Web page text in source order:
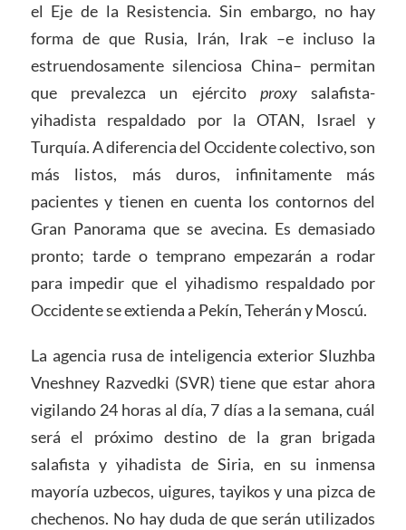
el Eje de la Resistencia. Sin embargo, no hay
forma de que Rusia, Irán, Irak –e incluso la
estruendosamente silenciosa China– permitan
que prevalezca un ejércitoproxy salafista-
yihadista respaldado por la OTAN, Israel y
Turquía. A diferencia del Occidente colectivo, son
más listos, más duros, infinitamente más
pacientes y tienen en cuenta los contornos del
Gran Panorama que se avecina. Es demasiado
pronto; tarde o temprano empezarán a rodar
para impedir que el yihadismo respaldado por
Occidente se extienda a Pekín, Teherán y Moscú.
La agencia rusa de inteligencia exterior Sluzhba
Vneshney Razvedki (SVR) tiene que estar ahora
vigilando 24 horas al día, 7 días a la semana, cuál
será el próximo destino de la gran brigada
salafista y yihadista de Siria, en su inmensa
mayoría uzbecos, uigures, tayikos y una pizca de
chechenos. No hay duda de que serán utilizados